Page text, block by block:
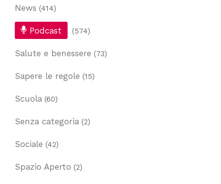
News (414)
Podcast (574)
Salute e benessere (73)
Sapere le regole (15)
Scuola (60)
Senza categoria (2)
Sociale (42)
Spazio Aperto (2)